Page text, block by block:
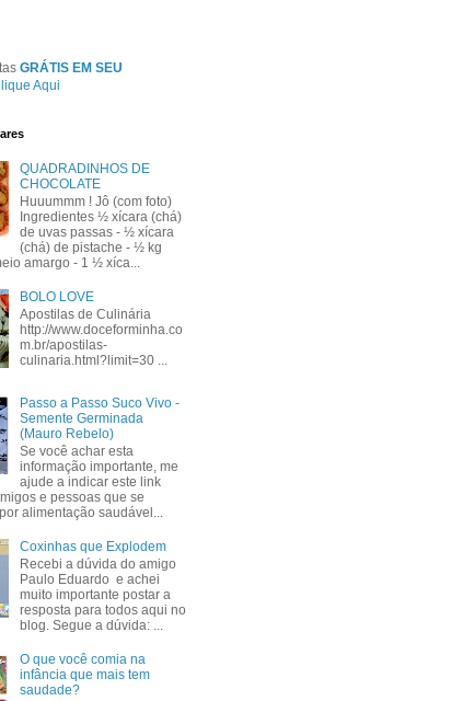
GRÁTIS EM SEU
Aqui
QUADRADINHOS DE
CHOCOLATE
Huuummm ! Jô (com foto)
Ingredientes ½ xícara (chá)
de uvas passas - ½ xícara
(chá) de pistache - ½ kg
amargo - 1 ½ xíca...
BOLO LOVE
Apostilas de Culinária
http://www.doceforminha.co
m.br/apostilas-
culinaria.html?limit=30 ...
Passo a Passo Suco Vivo -
Semente Germinada
(Mauro Rebelo)
Se você achar esta
informação importante, me
ajude a indicar este link
e pessoas que se
alimentação saudável...
Coxinhas que Explodem
Recebi a dúvida do amigo
Paulo Eduardo e achei
muito importante postar a
resposta para todos aqui no
blog. Segue a dúvida: ...
O que você comia na
infância que mais tem
saudade?